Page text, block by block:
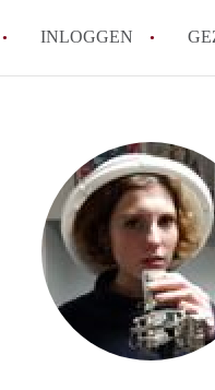
INLOGGEN
How to
Wat is
Hoeveel
Wat is de
Berekent
Alle